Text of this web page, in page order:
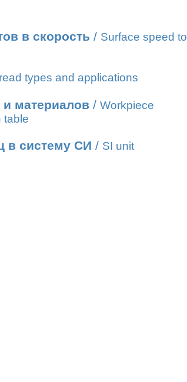
в скорость / Surface speed to
types and applications
и материалов / Workpiece
table
в систему СИ / SI unit